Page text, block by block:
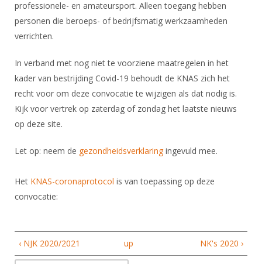
Geschiedenis van het schermen
professionele- en amateursport. Alleen toegang hebben
personen die beroeps- of bedrijfsmatig werkzaamheden
verrichten.
In verband met nog niet te voorziene maatregelen in het
kader van bestrijding Covid-19 behoudt de KNAS zich het
recht voor om deze convocatie te wijzigen als dat nodig is.
Kijk voor vertrek op zaterdag of zondag het laatste nieuws
op deze site.
Let op: neem de gezondheidsverklaring ingevuld mee.
Het KNAS-coronaprotocol is van toepassing op deze
convocatie:
‹ NJK 2020/2021 up NK's 2020 ›